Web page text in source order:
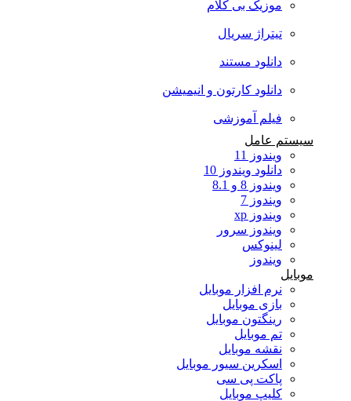
موزیک بی کلام
تیتراژ سریال
دانلود مستند
دانلود کارتون و انیمیشن
فیلم آموزشی
سیستم عامل
ویندوز 11
دانلود ویندوز 10
ویندوز 8 و 8.1
ویندوز 7
ویندوز xp
ویندوز سرور
لینوکس
ویندوز
موبایل
نرم افزار موبایل
بازی موبایل
رینگتون موبایل
تم موبایل
نقشه موبایل
اسکرین سیور موبایل
پاکت پی سی
کلیپ موبایل